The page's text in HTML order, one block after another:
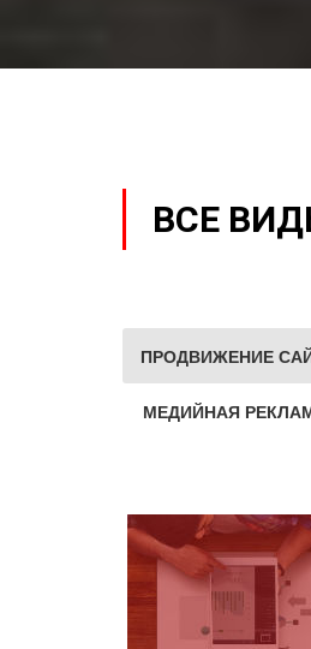
ВСЕ
ПРОДВИЖЕНИЕ
МЕДИЙНАЯ